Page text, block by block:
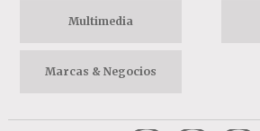
Multimedia
Marcas & Negocios